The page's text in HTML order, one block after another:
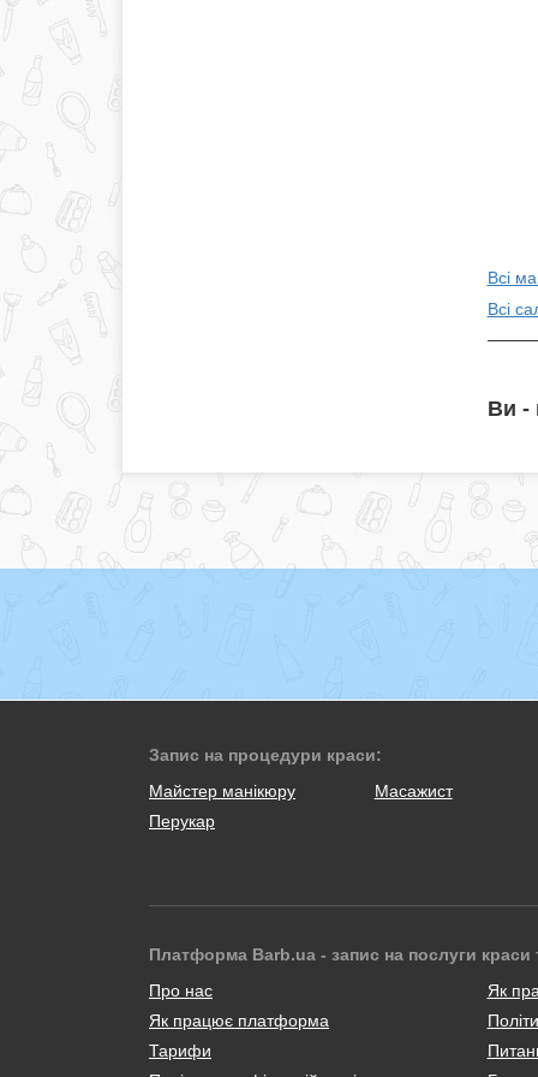
Всі
Всі
Ви -
Запис на процедури краси:
Майстер манікюру
Масажист
Перукар
Платформа Barb.ua - запис на послуги краси
Про нас
Як працює платформа
Тарифи
Як